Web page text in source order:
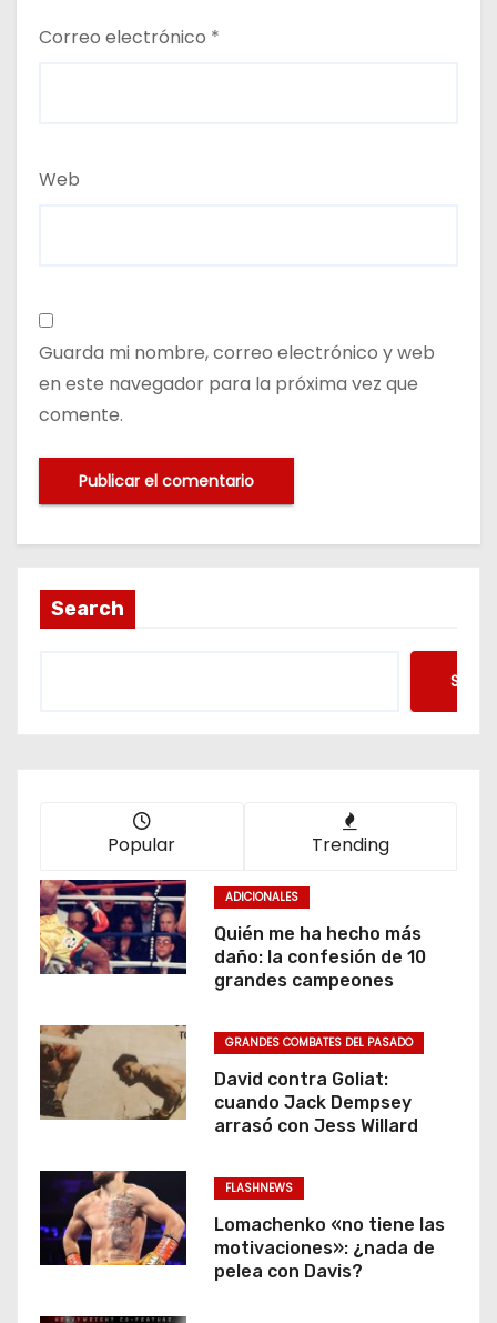
Correo electrónico *
Web
Guarda mi nombre, correo electrónico y web
en este navegador para la próxima vez que
comente.
Search
Popular Trending
ADICIONALES
Quién me ha hecho más
daño: la confesión de 10
grandes campeones
GRANDES COMBATES DEL PASADO
David contra Goliat:
cuando Jack Dempsey
arrasó con Jess Willard
FLASHNEWS
Lomachenko «no tiene las
motivaciones»: ¿nada de
pelea con Davis?